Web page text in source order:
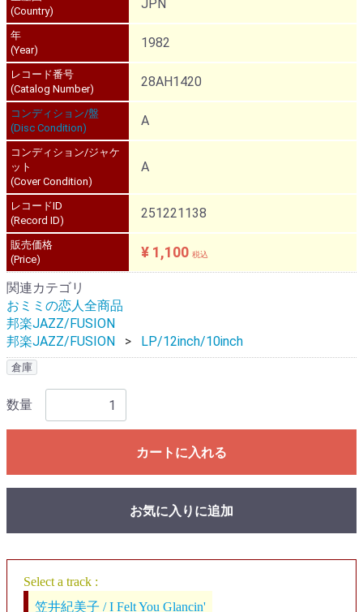
(Country)
JPN
年
(Year)
1982
レコード番号
(Catalog Number)
28AH1420
コンディション/盤
(Disc Condition)
A
コンディション/ジャケ
ット
(Cover Condition)
A
レコードID
(Record ID)
251221138
販売価格
(Price)
¥ 1,100 税込
関連カテゴリ
おミミの恋人全商品
邦楽JAZZ/FUSION
邦楽JAZZ/FUSION
LP/12inch/10inch
倉庫
数量
カートに入れる
お気に入りに追加
Select a track :
笠井紀美子 / I Felt You Glancin'